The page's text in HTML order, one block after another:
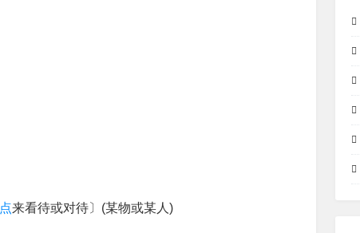
点来看待或对待〕(某物或某人)